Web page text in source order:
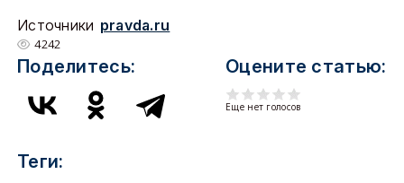
Источники pravda.ru
4242
Поделитесь: Оцените статью:
Еще нет голосов
Теги: